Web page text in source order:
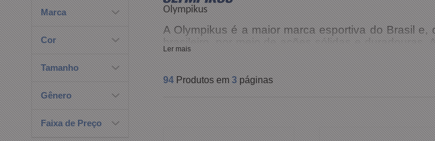
Marca
Cor
Tamanho
Gênero
Faixa de Preço
Olympikus
A Olympikus é a maior marca esportiva do Brasil
brasileiro, por meio de ações sólidas e duradouras.
performance, por meio do seu Centro de
Sul e em mais de 12 mil pontos de venda no Brasil.
Este patamar foi alcançado devido ao
produtos. Os tênis Olympikus contam com
Ler mais
94 Produtos em 3 páginas